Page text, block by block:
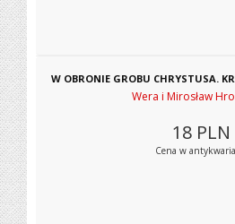
W OBRONIE GROBU CHRYSTUSA.
Wera i Mirosław
18 PLN
Cena w